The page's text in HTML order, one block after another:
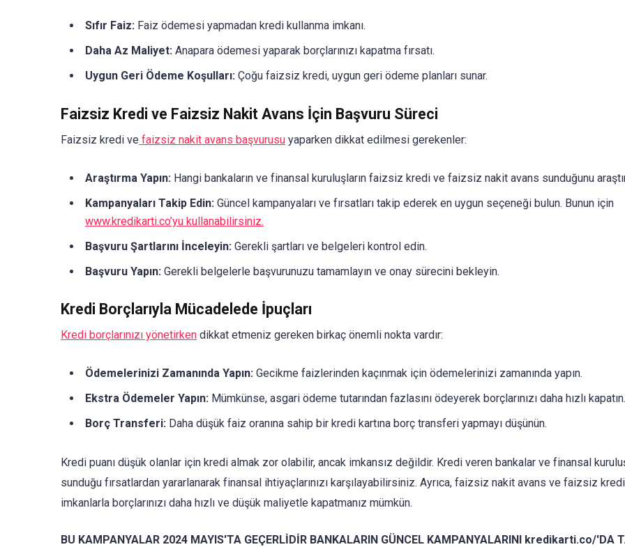
Sıfır Faiz: Faiz ödemesi yapmadan kredi kullanma imkanı.
Daha Az Maliyet: Anapara ödemesi yaparak borçlarınızı kapatma fırsatı.
Uygun Geri Ödeme Koşulları: Çoğu faizsiz kredi, uygun geri ödeme planları sunar.
Faizsiz Kredi ve Faizsiz Nakit Avans İçin Başvuru Süreci
Faizsiz kredi ve faizsiz nakit avans başvurusu yaparken dikkat edilmesi gerekenler:
Araştırma Yapın: Hangi bankaların ve finansal kuruluşların faizsiz kredi ve faizsiz nakit avans sunduğunu
Kampanyaları Takip Edin: Güncel kampanyaları ve fırsatları takip ederek en uygun seçeneği bulun. Bunun için
www.kredikarti.co’yu kullanabilirsiniz.
Başvuru Şartlarını İnceleyin: Gerekli şartları ve belgeleri kontrol edin.
Başvuru Yapın: Gerekli belgelerle başvurunuzu tamamlayın ve onay sürecini bekleyin.
Kredi Borçlarıyla Mücadelede İpuçları
Kredi borçlarınızı yönetirken dikkat etmeniz gereken birkaç önemli nokta vardır:
Ödemelerinizi Zamanında Yapın: Gecikme faizlerinden kaçınmak için ödemelerinizi zamanında yapın.
Ekstra Ödemeler Yapın: Mümkünse, asgari ödeme tutarından fazlasını ödeyerek borçlarınızı daha hızlı kapatın.
Borç Transferi: Daha düşük faiz oranına sahip bir kredi kartına borç transferi yapmayı düşünün.
Kredi puanı düşük olanlar için kredi almak zor olabilir, ancak imkansız değildir. Kredi veren bankalar ve finansal
sunduğu fırsatlardan yararlanarak finansal ihtiyaçlarınızı karşılayabilirsiniz. Ayrıca, faizsiz nakit avans ve faizsiz
imkanlarla borçlarınızı daha hızlı ve düşük maliyetle kapatmanız mümkün.
BU KAMPANYALAR 2024 MAYIS'TA GEÇERLİDİR BANKALARIN GÜNCEL KAMPANYALARINI kredikarti.co/'DA